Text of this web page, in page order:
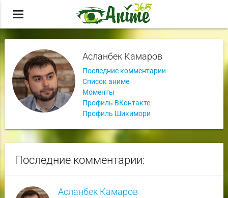
menu
Асланбек Камаров
Последние комментарии
Список аниме
Моменты
Профиль ВКонтакте
Профиль Шикимори
Последние комментарии:
Асланбек Камаров